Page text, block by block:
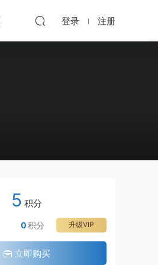
登录 注册
5 积分
升级VIP
0积分
立即购买